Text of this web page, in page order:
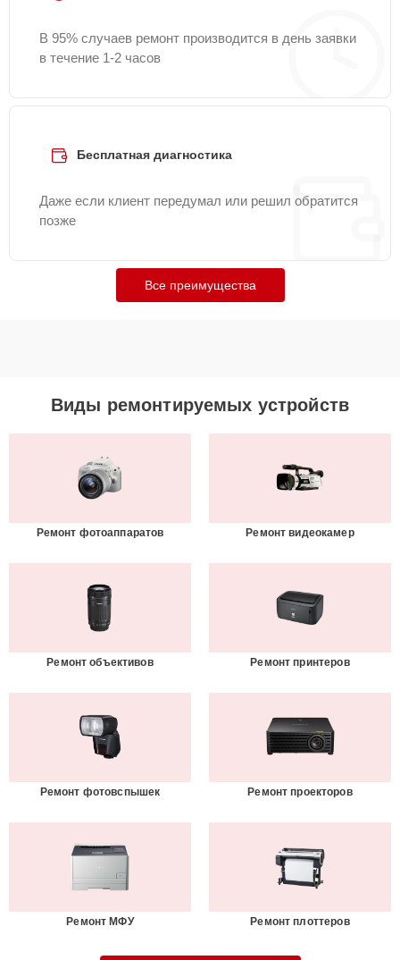
В 95% случаев ремонт производится в день заявки
в течение 1-2 часов
Бесплатная диагностика
Даже если клиент передумал или решил обратится
позже
Все преимущества
Виды ремонтируемых устройств
Ремонт фотоаппаратов Ремонт видеокамер
Ремонт объективов Ремонт принтеров
Ремонт фотовспышек Ремонт проекторов
Ремонт МФУ Ремонт плоттеров